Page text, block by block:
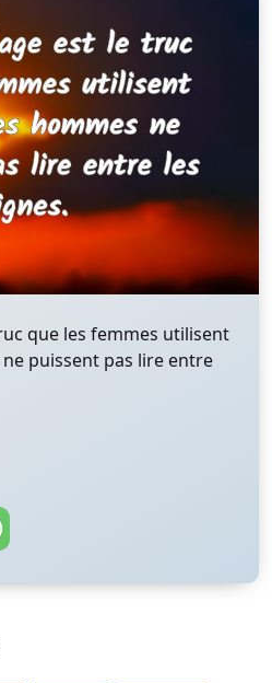
que les femmes utilisent
puissent pas lire entre